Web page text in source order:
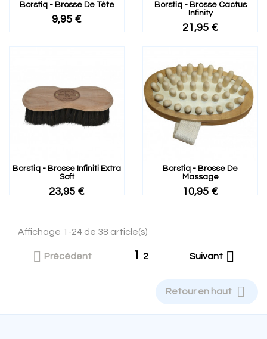
Borstiq - Brosse De Tête
9,95 €
Borstiq - Brosse Cactus
Infinity
21,95 €
Borstiq - Brosse Infiniti Extra
Soft
23,95 €
Borstiq - Brosse De
Massage
10,95 €
Affichage 1-24 de 38 article(s)
 Précédent 1 2 Suivant 
Retour en haut 